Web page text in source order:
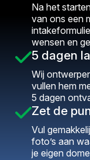
Na het
van ons een
wensen en
5 dagen
Wij
vullen hem
5 dagen
Zet de
Vul
foto’s aan
je eigen